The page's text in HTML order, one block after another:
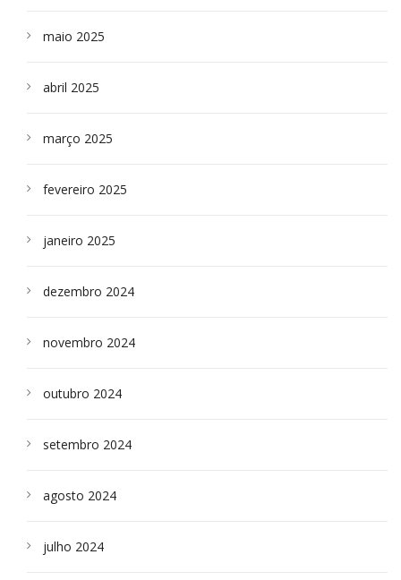
maio 2025
abril 2025
março 2025
fevereiro 2025
janeiro 2025
dezembro 2024
novembro 2024
outubro 2024
setembro 2024
agosto 2024
julho 2024